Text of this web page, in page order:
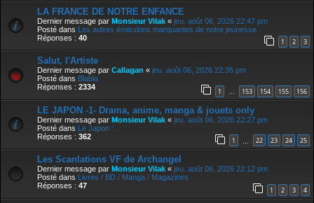
LA FRANCE DE NOTRE ENFANCE
Dernier message par Monsieur Vilak « jeu. août 06, 2026 22:47 pm
Posté dans Les autres émissions marquantes de notre jeunesse
Réponses : 40 1 2 3
Salut, l'Artiste
Dernier message par Callagan « jeu. août 06, 2026 22:35 pm
Posté dans Blabla
Réponses : 2334 1 … 153 154 155 156
LE JAPON -1- Drama, anime, manga & jouets only
Dernier message par Monsieur Vilak « jeu. août 06, 2026 22:27 pm
Posté dans Le Japon :
Réponses : 362 1 22 23 24 25
Les Scanlations VF de Archangel
Dernier message par Monsieur Vilak « jeu. août 06, 2026 22:12 pm
Posté dans Livres / BD / Manga / Magazines
Réponses : 47 1 2 3 4